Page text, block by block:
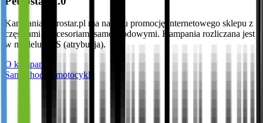
Kampania petrostar.pl ma na celu promocję internetowego sklepu z
częściami i akcesoriami samochodowymi. Kampania rozliczana jest
w modelu CPS (atrybucja).
O kampanii
Samochody i motocykle